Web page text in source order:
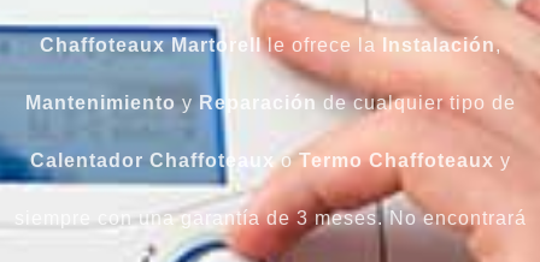
Chaffoteaux Martorellle ofrece la Instalación,
Mantenimiento y Reparaciónde cualquier tipo de
Calentador ChaffoteauxoTermo Chaffoteaux y
siempre con una garantía de 3 meses. No encontrará